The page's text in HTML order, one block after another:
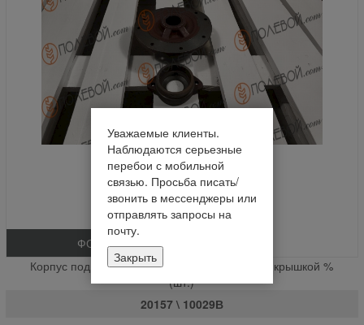
ФОТО
Корпус подшипника верхнего вала НК в сб. с крышкой %
(шт.)
20157 \ 10029В
Уважаемые клиенты.
Наблюдаются серьезные
перебои с мобильной
связью. Просьба писать/
звонить в мессенджеры или
отправлять запросы на
почту.
Закрыть